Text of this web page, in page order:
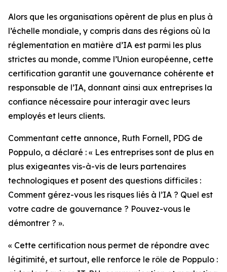
Alors que les organisations opèrent de plus en plus à
l’échelle mondiale, y compris dans des régions où la
réglementation en matière d’IA est parmi les plus
strictes au monde, comme l’Union européenne, cette
certification garantit une gouvernance cohérente et
responsable de l’IA, donnant ainsi aux entreprises la
confiance nécessaire pour interagir avec leurs
employés et leurs clients.
Commentant cette annonce, Ruth Fornell, PDG de
Poppulo, a déclaré : « Les entreprises sont de plus en
plus exigeantes vis-à-vis de leurs partenaires
technologiques et posent des questions difficiles :
Comment gérez-vous les risques liés à l’IA ? Quel est
votre cadre de gouvernance ? Pouvez-vous le
démontrer ? ».
« Cette certification nous permet de répondre avec
légitimité, et surtout, elle renforce le rôle de Poppulo :